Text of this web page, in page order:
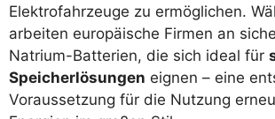
Elektrofahrzeuge zu ermöglichen.
arbeiten europäische Firmen an
Natrium-Batterien, die sich ideal für
Speicherlösungen eignen – eine
Voraussetzung für die Nutzung